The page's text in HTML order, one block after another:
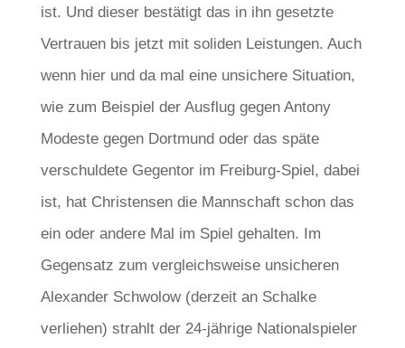
ist. Und dieser bestätigt das in ihn gesetzte
Vertrauen bis jetzt mit soliden Leistungen. Auch
wenn hier und da mal eine unsichere Situation,
wie zum Beispiel der Ausflug gegen Antony
Modeste gegen Dortmund oder das späte
verschuldete Gegentor im Freiburg-Spiel, dabei
ist, hat Christensen die Mannschaft schon das
ein oder andere Mal im Spiel gehalten. Im
Gegensatz zum vergleichsweise unsicheren
Alexander Schwolow (derzeit an Schalke
verliehen) strahlt der 24-jährige Nationalspieler